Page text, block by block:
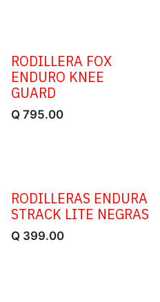
RODILLERA FOX
ENDURO KNEE
GUARD
Q 795.00
RODILLERAS ENDURA
STRACK LITE NEGRAS
Q 399.00